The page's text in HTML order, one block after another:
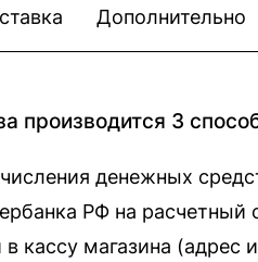
Дополнительно
производится 3
денежных
РФ на расчетный
кассу магазина (адрес